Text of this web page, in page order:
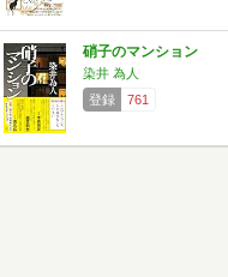
硝子のマンション
染井 為人
登録
761